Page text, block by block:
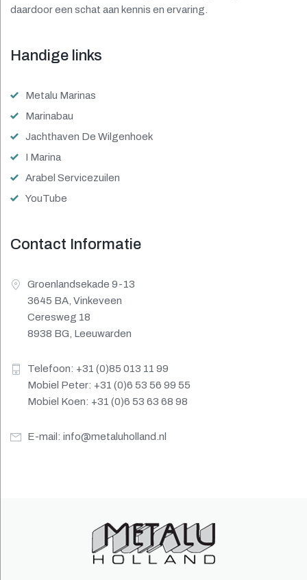
daardoor een schat aan kennis en ervaring.
Handige links
Metalu Marinas
Marinabau
Jachthaven De Wilgenhoek
I Marina
Arabel Servicezuilen
YouTube
Contact Informatie
Groenlandsekade 9-13
3645 BA, Vinkeveen
Ceresweg 18
8938 BG, Leeuwarden
Telefoon: +31 (0)85 013 11 99
Mobiel Peter: +31 (0)6 53 56 99 55
Mobiel Koen: +31 (0)6 53 63 68 98
E-mail: info@metaluholland.nl